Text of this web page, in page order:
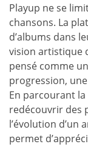
Playup ne se
chansons. La
d’albums dans
vision artistique
pensé comme
progression,
En parcourant
redécouvrir des
l’évolution d’un
permet